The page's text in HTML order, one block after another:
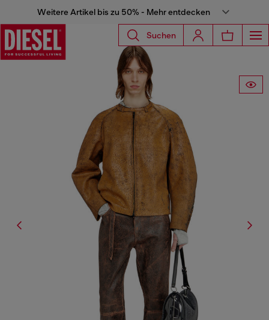
Weitere Artikel bis zu 50% - Mehr entdecken
Suchen